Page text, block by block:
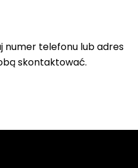
numer telefonu lub adres
skontaktować.